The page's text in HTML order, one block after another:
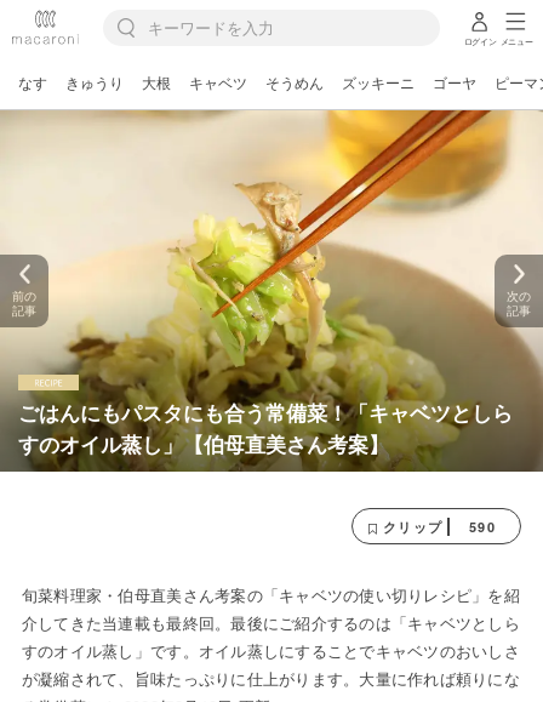
ログイン メニュー
なす きゅうり 大根 キャベツ そうめん ズッキーニ ゴーヤ ピーマ
ごはんにもパスタにも合う常備菜！「キャベツとしら
すのオイル蒸し」【伯母直美さん考案】
前の
記事
次の
記事
クリップ 590
旬菜料理家・伯母直美さん考案の「キャベツの使い切りレシピ」を紹
介してきた当連載も最終回。最後にご紹介するのは「キャベツとしら
すのオイル蒸し」です。オイル蒸しにすることでキャベツのおいしさ
が凝縮されて、旨味たっぷりに仕上がります。大量に作れば頼りにな